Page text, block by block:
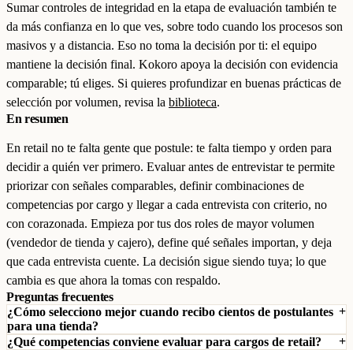
Sumar controles de integridad en la etapa de evaluación también te
da más confianza en lo que ves, sobre todo cuando los procesos son
masivos y a distancia. Eso no toma la decisión por ti: el equipo
mantiene la decisión final. Kokoro apoya la decisión con evidencia
comparable; tú eliges. Si quieres profundizar en buenas prácticas de
selección por volumen, revisa la biblioteca.
En resumen
En retail no te falta gente que postule: te falta tiempo y orden para
decidir a quién ver primero. Evaluar antes de entrevistar te permite
priorizar con señales comparables, definir combinaciones de
competencias por cargo y llegar a cada entrevista con criterio, no
con corazonada. Empieza por tus dos roles de mayor volumen
(vendedor de tienda y cajero), define qué señales importan, y deja
que cada entrevista cuente. La decisión sigue siendo tuya; lo que
cambia es que ahora la tomas con respaldo.
Preguntas frecuentes
¿Cómo selecciono mejor cuando recibo cientos de postulantes
para una tienda?
¿Qué competencias conviene evaluar para cargos de retail?